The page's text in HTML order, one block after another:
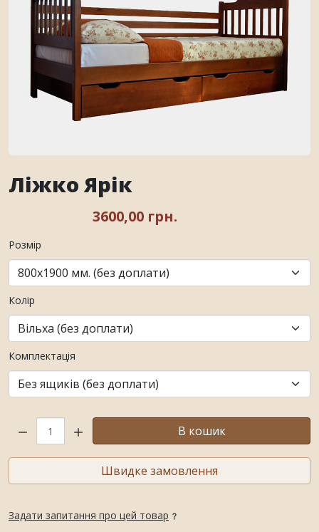
Ліжко Ярік
3600,00 грн.
Розмір
Колір
Комплектація
Кількість: В кошик
Швидке замовлення
Задати запитання про цей товар